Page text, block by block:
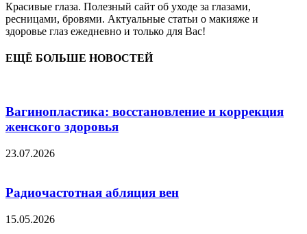
Красивые глаза. Полезный сайт об уходе за глазами,
ресницами, бровями. Актуальные статьи о макияже и
здоровье глаз ежедневно и только для Вас!
ЕЩЁ БОЛЬШЕ НОВОСТЕЙ
Вагинопластика: восстановление и коррекция
женского здоровья
23.07.2026
Радиочастотная абляция вен
15.05.2026